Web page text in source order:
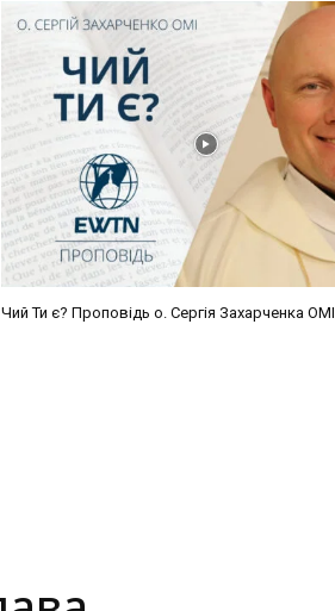
Чий Ти є? Проповідь о. Сергія Захарченка ОМІ